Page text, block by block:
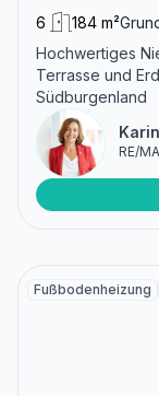
6 184 m²
Hochwertiges
Terrasse und
Südburgenland
RE/
Fußbodenheizung